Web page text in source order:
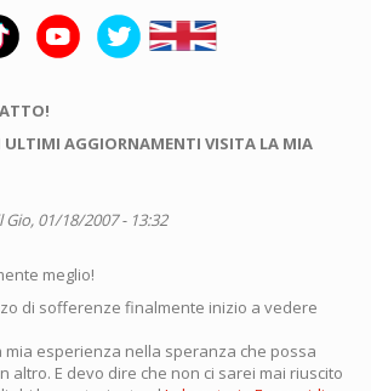
ULTIMI AGGIORNAMENTI VISITA LA MIA
Gio, 01/18/2007 - 13:32
meglio!
di sofferenze finalmente inizio a vedere
mia esperienza nella speranza che possa
altro. E devo dire che non ci sarei mai riuscito